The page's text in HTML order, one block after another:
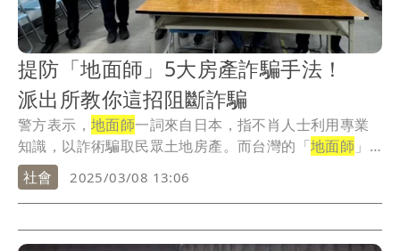
提防「地面師」5大房產詐騙手法！
派出所教你這招阻斷詐騙
警方表示， 地面師一詞來自日本，指不肖人士利用專業
知識，以詐術騙取民眾土地房產。而台灣的「地面師 」
大多...
社會 2025/03/08 13:06